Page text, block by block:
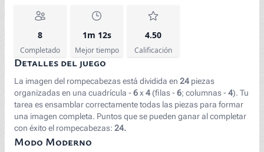
8
Completado
1m 12s
Mejor tiempo
4.50
Calificación
Detalles del juego
La imagen del rompecabezas está dividida en 24 piezas
organizadas en una cuadrícula -6x 4 (filas -6; columnas -4). Tu
tarea es ensamblar correctamente todas las piezas para formar
una imagen completa. Puntos que se pueden ganar al completar
con éxito el rompecabezas: 24.
Modo Moderno